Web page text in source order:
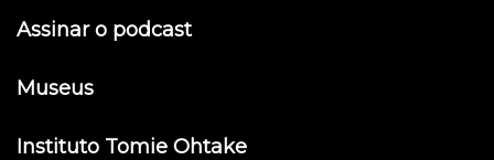
Assinar o podcast
Museus
Instituto Tomie Ohtake